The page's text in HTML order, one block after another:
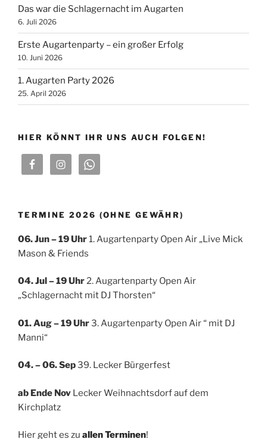
Das war die Schlagernacht im Augarten
6. Juli 2026
Erste Augartenparty – ein großer Erfolg
10. Juni 2026
1. Augarten Party 2026
25. April 2026
HIER KÖNNT IHR UNS AUCH FOLGEN!
TERMINE 2026 (OHNE GEWÄHR)
06. Jun – 19 Uhr1. Augartenparty Open Air „Live Mick
Mason & Friends
04. Jul– 19 Uhr2. Augartenparty Open Air
„Schlagernacht mit DJ Thorsten“
01. Aug – 19 Uhr3. Augartenparty Open Air “ mit DJ
Manni“
04. – 06. Sep39. Lecker Bürgerfest
ab Ende Nov Lecker Weihnachtsdorf auf dem
Kirchplatz
Hier geht es zu allen Terminen!